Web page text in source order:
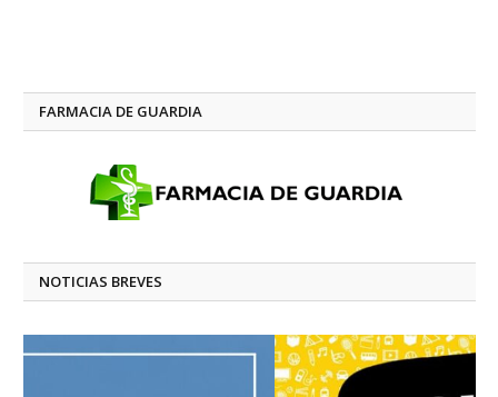
FARMACIA DE GUARDIA
NOTICIAS BREVES